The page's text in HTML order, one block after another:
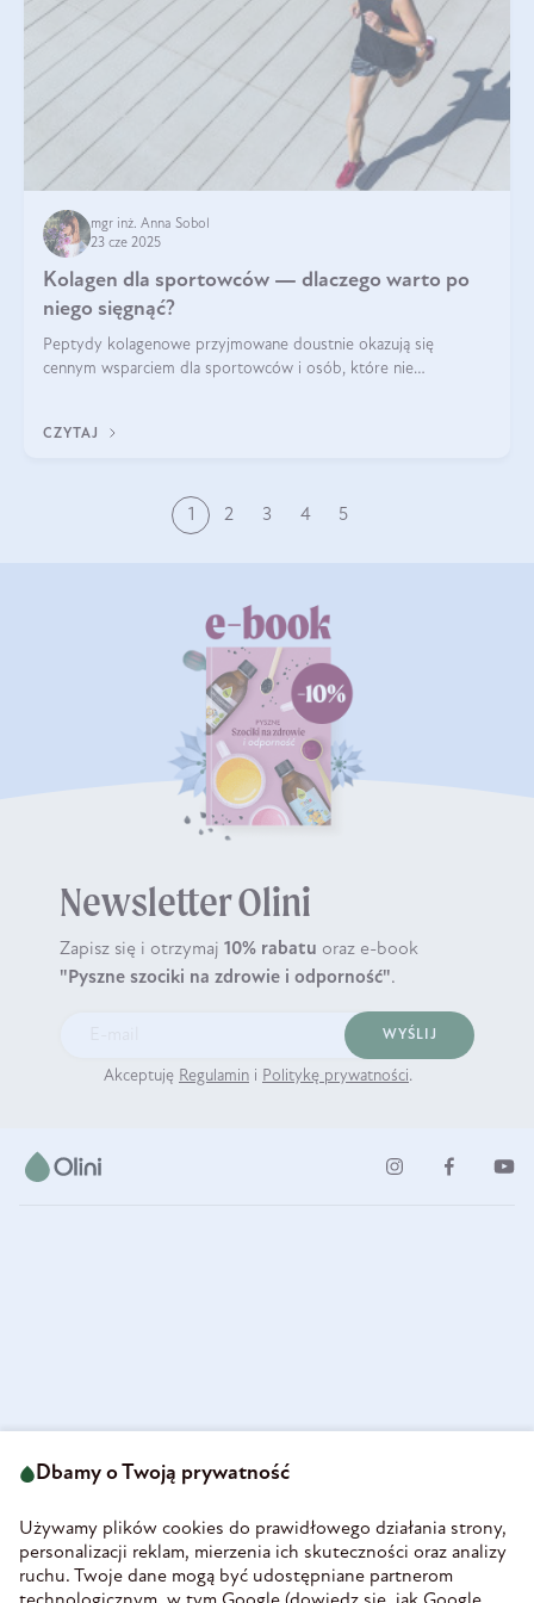
mgr inż. Anna Sobol
23 cze 2025
Kolagen dla sportowców — dlaczego warto po
niego sięgnąć?
Peptydy kolagenowe przyjmowane doustnie okazują się
cennym wsparciem dla sportowców i osób, które nie
CZYTAJ
1 2 3 4 5
Newsletter Olini
Zapisz się i otrzymaj 10% rabatu oraz e-book
"Pyszne szociki na zdrowie i odporność".
WYŚLIJ
Akceptuję Regulamin i Politykę prywatności.
58-160 Świebodzice
REGON 890213034
INFORMACJE
Dbamy o Twoją prywatność
Używamy plików cookies do prawidłowego działania strony,
personalizacji reklam, mierzenia ich skuteczności oraz analizy
ruchu. Twoje dane mogą być udostępniane partnerom